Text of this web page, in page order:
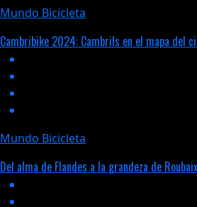
Mundo Bicicleta
Cambribike 2024: Cambrils en el mapa del
Mundo Bicicleta
Del alma de Flandes a la grandeza de